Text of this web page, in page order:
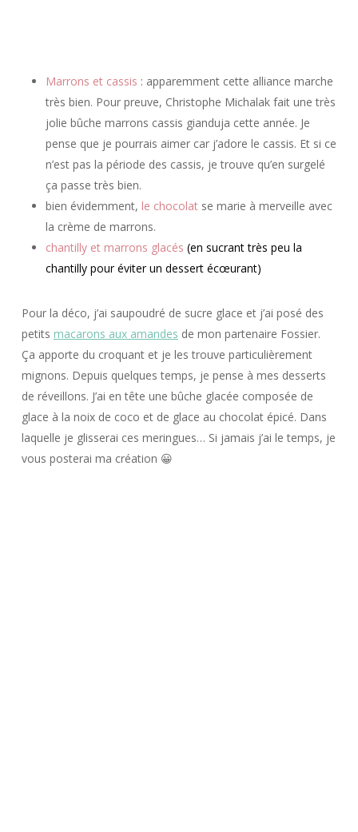
Marrons et cassis : apparemment cette alliance marche
très bien. Pour preuve, Christophe Michalak fait une très
jolie bûche marrons cassis gianduja cette année. Je
pense que je pourrais aimer car j’adore le cassis. Et si ce
n’est pas la période des cassis, je trouve qu’en surgelé
ça passe très bien.
bien évidemment, le chocolatse marie à merveille avec
la crème de marrons.
chantilly et marrons glacés (en sucrant très peu la
chantilly pour éviter un dessert écœurant)
Pour la déco, j’ai saupoudré de sucre glace et j’ai posé des
petits macarons aux amandes de mon partenaire Fossier.
Ça apporte du croquant et je les trouve particulièrement
mignons. Depuis quelques temps, je pense à mes desserts
de réveillons. J’ai en tête une bûche glacée composée de
glace à la noix de coco et de glace au chocolat épicé. Dans
laquelle je glisserai ces meringues… Si jamais j’ai le temps, je
vous posterai ma création 😀